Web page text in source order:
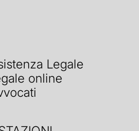
Legale
online